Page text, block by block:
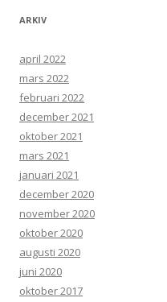
ARKIV
april 2022
mars 2022
februari 2022
december 2021
oktober 2021
mars 2021
januari 2021
december 2020
november 2020
oktober 2020
augusti 2020
juni 2020
oktober 2017